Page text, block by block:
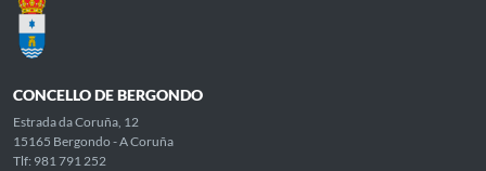
CONCELLO DE BERGONDO
Estrada da Coruña, 12
15165 Bergondo - A Coruña
Tlf: 981 791 252